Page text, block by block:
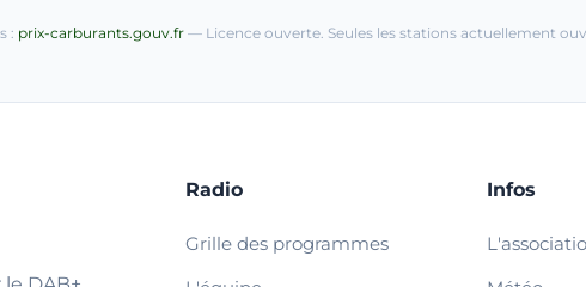
: prix-carburants.gouv.fr — Licence ouverte. Seules les stations actuellement
Radio
Grille des programmes
Infos